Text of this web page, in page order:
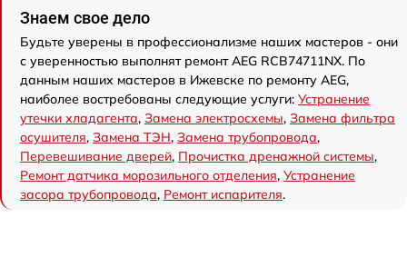
Знаем свое дело
Будьте уверены в профессионализме наших мастеров - они
с уверенностью выполнят ремонт AEG RCB74711NX. По
данным наших мастеров в Ижевске по ремонту AEG,
наиболее востребованы следующие услуги: Устранение
утечки хладагента, Замена электросхемы, Замена фильтра
осушителя, Замена ТЭН, Замена трубопровода,
Перевешивание дверей, Прочистка дренажной системы,
Ремонт датчика морозильного отделения, Устранение
засора трубопровода, Ремонт испарителя.